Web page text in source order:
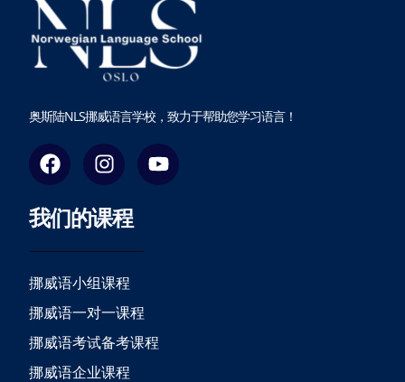
奥斯陆NLS挪威语言学校，致力于帮助您学习语言！
F
a
c
e
b
o
o
k
I
n
s
t
a
g
r
a
m
Y
o
u
我们的课程
挪威语小组课程
挪威语一对一课程
挪威语考试备考课程
挪威语企业课程